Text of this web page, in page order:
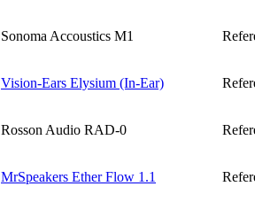
Sonoma Accoustics M1
Vision-Ears Elysium (In-Ear)
Rosson Audio RAD-0
MrSpeakers Ether Flow 1.1